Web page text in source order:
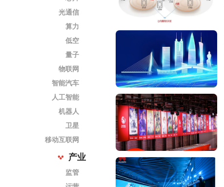
光通信
算力
低空
量子
物联网
智能汽车
人工智能
机器人
卫星
移动互联网
产业
监管